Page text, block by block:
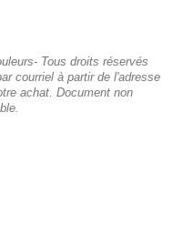
Tous droits réservés
courriel à partir de l'adresse
achat. Document non